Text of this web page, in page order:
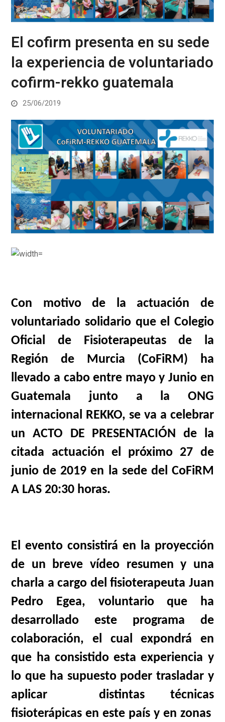
El cofirm presenta en su sede
la experiencia de voluntariado
cofirm-rekko guatemala
25/06/2019
Con motivo de la actuación de
voluntariado solidario que el Colegio
Oficial de Fisioterapeutas de la
Región de Murcia (CoFiRM) ha
llevado a cabo entre mayo y Junio en
Guatemala junto a la ONG
internacional REKKO, se va a celebrar
un ACTO DE PRESENTACIÓN de la
citada actuación el próximo 27 de
junio de 2019 en la sede del CoFiRM
A LAS 20:30 horas.
El evento consistirá en la proyección
de un breve vídeo resumen y una
charla a cargo del fisioterapeuta Juan
Pedro Egea, voluntario que ha
desarrollado este programa de
colaboración, el cual expondrá en
que ha consistido esta experiencia y
lo que ha supuesto poder trasladar y
aplicar distintas técnicas
fisioterápicas en este país y en zonas